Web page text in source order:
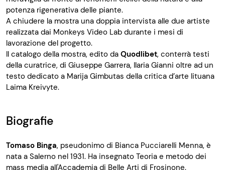
potenza rigenerativa delle piante.
A chiudere la mostra una doppia intervista alle due artiste
realizzata dai Monkeys Video Lab durante i mesi di
lavorazione del progetto.
Il catalogo della mostra, edito da Quodlibet, conterrà testi
della curatrice, di Giuseppe Garrera, Ilaria Gianni oltre ad un
testo dedicato a Marija Gimbutas della critica d’arte lituana
Laima Kreivyte.
Biografie
Tomaso Binga, pseudonimo di Bianca Pucciarelli Menna, è
nata a Salerno nel 1931. Ha insegnato Teoria e metodo dei
mass media all'Accademia di Belle Arti di Frosinone.